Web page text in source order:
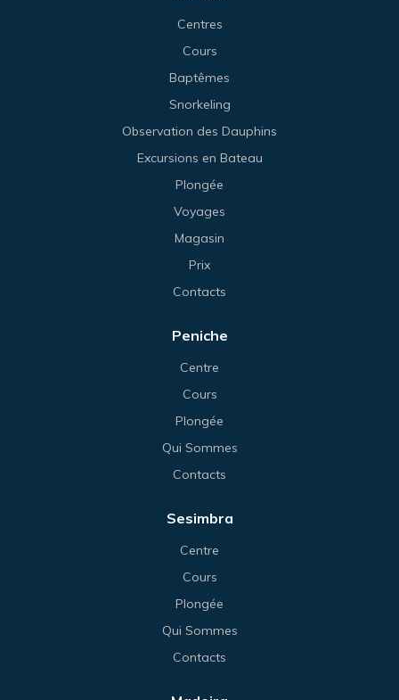
Centres
Cours
Baptêmes
Snorkeling
Observation des Dauphins
Excursions en Bateau
Plongée
Voyages
Magasin
Prix
Contacts
Peniche
Centre
Cours
Plongée
Qui Sommes
Contacts
Sesimbra
Centre
Cours
Plongée
Qui Sommes
Contacts